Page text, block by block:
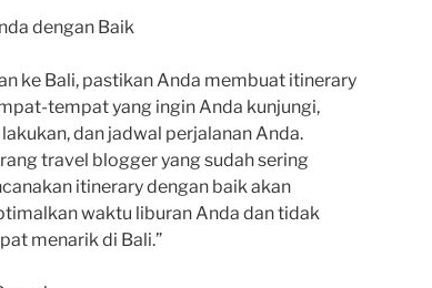
dengan Baik
ke Bali, pastikan Anda membuat itinerary
tempat yang ingin Anda kunjungi,
dan jadwal perjalanan Anda.
travel blogger yang sudah sering
itinerary dengan baik akan
waktu liburan Anda dan tidak
menarik di Bali.”